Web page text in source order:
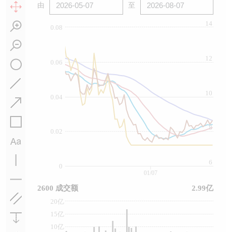
由 至
0
0.06
0.02
0.04
0.08
10
6
8
12
14
10亿
15亿
20亿
01/07
2600 成交额 2.99亿